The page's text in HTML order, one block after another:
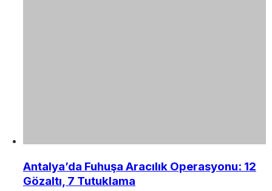
Antalya’da Fuhuşa Aracılık Operasyonu: 12
Gözaltı, 7 Tutuklama